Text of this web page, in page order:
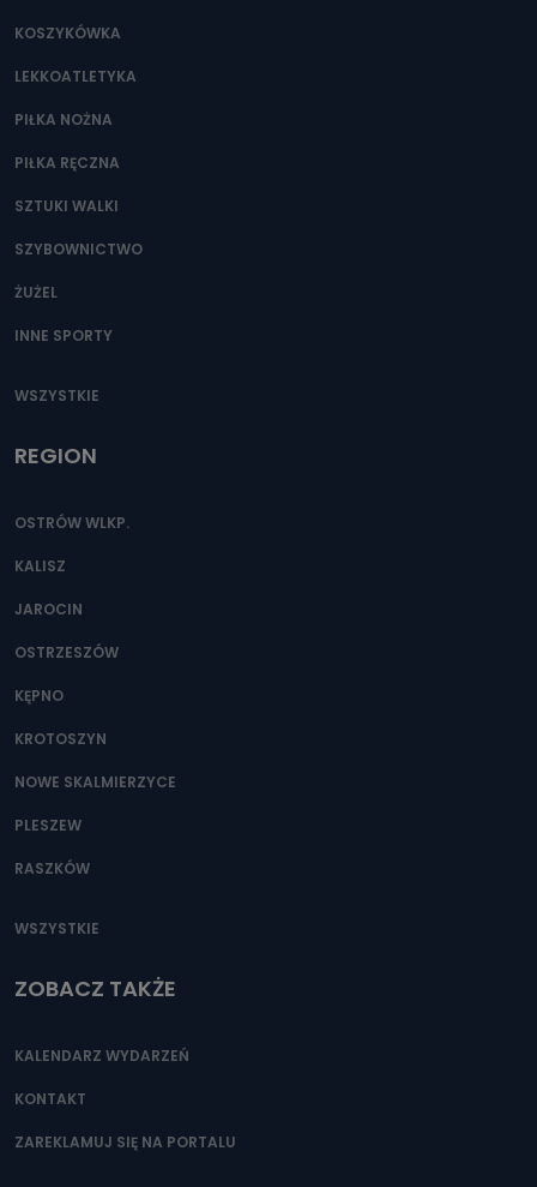
KOSZYKÓWKA
LEKKOATLETYKA
PIŁKA NOŻNA
PIŁKA RĘCZNA
SZTUKI WALKI
SZYBOWNICTWO
ŻUŻEL
INNE SPORTY
WSZYSTKIE
REGION
OSTRÓW WLKP.
KALISZ
JAROCIN
OSTRZESZÓW
KĘPNO
KROTOSZYN
NOWE SKALMIERZYCE
PLESZEW
RASZKÓW
WSZYSTKIE
ZOBACZ TAKŻE
KALENDARZ WYDARZEŃ
KONTAKT
ZAREKLAMUJ SIĘ NA PORTALU